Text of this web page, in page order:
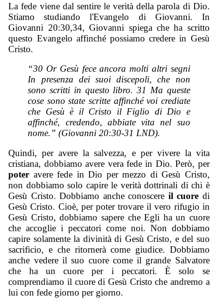
La fede viene dal sentire le verità della parola di Dio.
Stiamo studiando l'Evangelo di Giovanni. In
Giovanni 20:30,34, Giovanni spiega che ha scritto
questo Evangelo affinché possiamo credere in Gesù
Cristo.
“30 Or Gesù fece ancora molti altri segni
In presenza dei suoi discepoli, che non
sono scritti in questo libro. 31 Ma queste
cose sono state scritte affinché voi crediate
che Gesù è il Cristo il Figlio di Dio e
affinché, credendo, abbiate vita nel suo
nome.” (Giovanni 20:30-31 LND).
Quindi, per avere la salvezza, e per vivere la vita
cristiana, dobbiamo avere vera fede in Dio. Però, per
poter avere fede in Dio per mezzo di Gesù Cristo,
non dobbiamo solo capire le verità dottrinali di chi è
Gesù Cristo. Dobbiamo anche conoscere il cuore di
Gesù Cristo. Cioè, per poter trovare il vero rifugio in
Gesù Cristo, dobbiamo sapere che Egli ha un cuore
che accoglie i peccatori come noi. Non dobbiamo
capire solamente la divinità di Gesù Cristo, e del suo
sacrificio, e che ritornerà come giudice. Dobbiamo
anche vedere il suo cuore come il grande Salvatore
che ha un cuore per i peccatori. È solo se
comprendiamo il cuore di Gesù Cristo che andremo a
lui con fede giorno per giorno.